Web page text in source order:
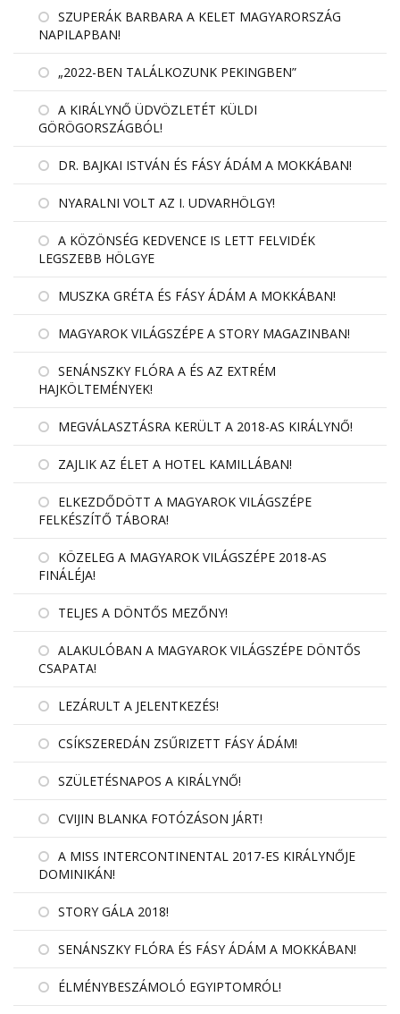
SZUPERÁK BARBARA A KELET MAGYARORSZÁG
NAPILAPBAN!
„2022-BEN TALÁLKOZUNK PEKINGBEN”
A KIRÁLYNŐ ÜDVÖZLETÉT KÜLDI
GÖRÖGORSZÁGBÓL!
DR. BAJKAI ISTVÁN ÉS FÁSY ÁDÁM A MOKKÁBAN!
NYARALNI VOLT AZ I. UDVARHÖLGY!
A KÖZÖNSÉG KEDVENCE IS LETT FELVIDÉK
LEGSZEBB HÖLGYE
MUSZKA GRÉTA ÉS FÁSY ÁDÁM A MOKKÁBAN!
MAGYAROK VILÁGSZÉPE A STORY MAGAZINBAN!
SENÁNSZKY FLÓRA A ÉS AZ EXTRÉM
HAJKÖLTEMÉNYEK!
MEGVÁLASZTÁSRA KERÜLT A 2018-AS KIRÁLYNŐ!
ZAJLIK AZ ÉLET A HOTEL KAMILLÁBAN!
ELKEZDŐDÖTT A MAGYAROK VILÁGSZÉPE
FELKÉSZÍTŐ TÁBORA!
KÖZELEG A MAGYAROK VILÁGSZÉPE 2018-AS
FINÁLÉJA!
TELJES A DÖNTŐS MEZŐNY!
ALAKULÓBAN A MAGYAROK VILÁGSZÉPE DÖNTŐS
CSAPATA!
LEZÁRULT A JELENTKEZÉS!
CSÍKSZEREDÁN ZSŰRIZETT FÁSY ÁDÁM!
SZÜLETÉSNAPOS A KIRÁLYNŐ!
CVIJIN BLANKA FOTÓZÁSON JÁRT!
A MISS INTERCONTINENTAL 2017-ES KIRÁLYNŐJE
DOMINIKÁN!
STORY GÁLA 2018!
SENÁNSZKY FLÓRA ÉS FÁSY ÁDÁM A MOKKÁBAN!
ÉLMÉNYBESZÁMOLÓ EGYIPTOMRÓL!